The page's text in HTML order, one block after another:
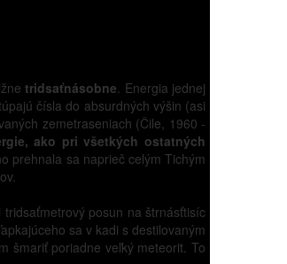
tridsaťnásobne. Energia jednej
čísla do absurdných výšin (asi
zemetraseniach (Čile, 1960 -
ako pri všetkých ostatných
prehnala sa naprieč celým Tichým
posun na štrnásťtisíc
sa v kadi s destilovaným
šmariť poriadne veľký meteorit. To